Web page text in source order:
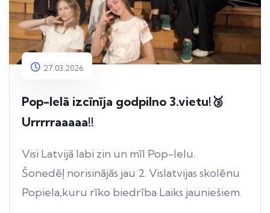
27.03.2026
Pop-Ielā izcīnīja godpilno 3.vietu!🥉
Urrrrraaaaa!!
Visi Latvijā labi zin un mīl Pop-Ielu.
Šonedēļ norisinājās jau 2. Vislatvijas skolēnu
Popiela,kuru rīko biedrība Laiks jauniešiem.